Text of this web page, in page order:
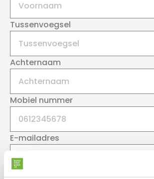
Tussenvoegsel
Achternaam
Mobiel nummer
E-mailadres
Curriculum vitae